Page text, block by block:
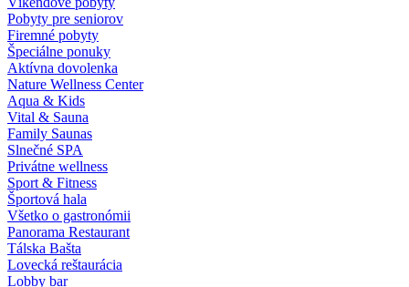
Pobyty pre seniorov
Firemné pobyty
Špeciálne ponuky
Aktívna dovolenka
Nature Wellness Center
Aqua & Kids
Vital & Sauna
Family Saunas
Slnečné SPA
Privátne wellness
Sport & Fitness
Športová hala
Všetko o gastronómii
Panorama Restaurant
Tálska Bašta
Lovecká reštaurácia
Lobby bar